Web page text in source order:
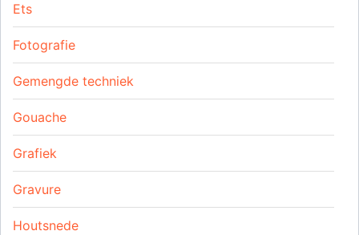
Ets
Fotografie
Gemengde techniek
Gouache
Grafiek
Gravure
Houtsnede